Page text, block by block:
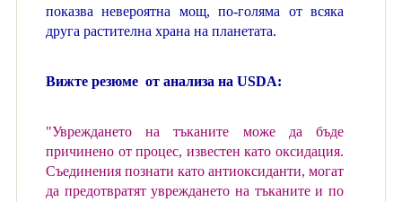
показва невероятна мощ, по-голяма от всяка
друга растителна храна на планетата.
Вижте резюме от анализа на USDA:
"Увреждането на тъканите може да бъде
причинено от процес, известен като оксидация.
Съединения познати като антиоксиданти, могат
да предотвратят увреждането на тъканите и по